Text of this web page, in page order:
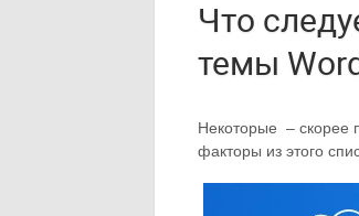
Что
темы
Некоторые – скорее
факторы из этого